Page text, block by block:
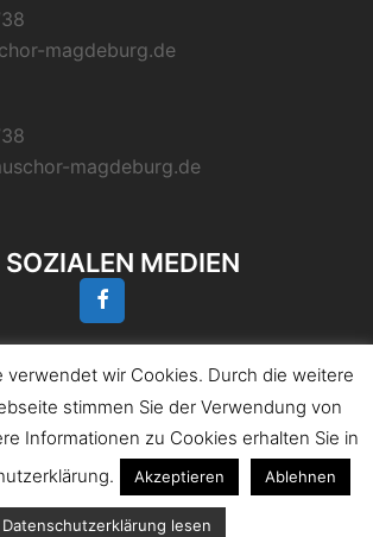
magdeburg.de
magdeburg.de
MEDIEN
Chor Magdeburg. Stolz
präsentiert vonSydney
verwendet wir Cookies. Durch die weitere
stimmen Sie der Verwendung von
Informationen zu Cookies erhalten Sie in
Akzeptieren Ablehnen
Datenschutzerklärung lesen